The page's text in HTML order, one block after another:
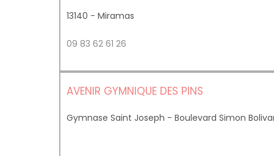
13140 - Miramas
09 83 62 61 26
AVENIR GYMNIQUE DES PINS
Gymnase Saint Joseph - Boulevard Simon